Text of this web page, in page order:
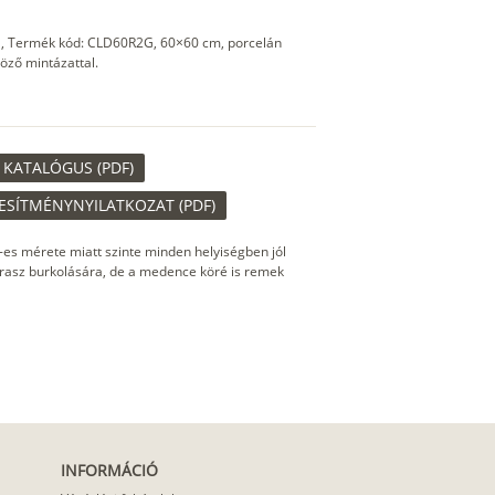
kód: CLD60R2G, 60×60 cm, porcelán
mintázattal.
(PDF)
(PDF)
mérete miatt szinte minden helyiségben jól
burkolására, de a medence köré is remek
INFORMÁCIÓ